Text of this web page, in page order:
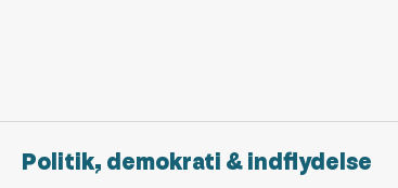
Politik, demokrati & indflydelse